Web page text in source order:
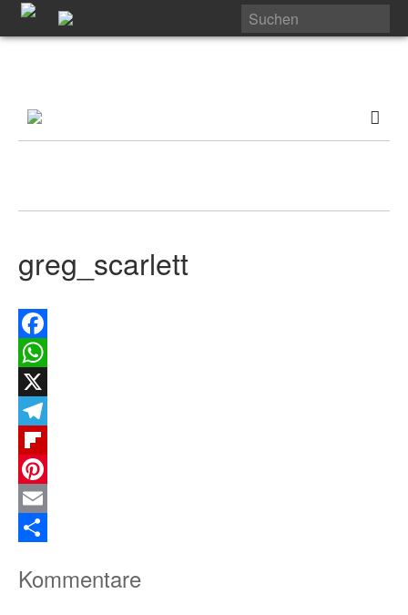
greg_scarlett
Facebook
WhatsApp
X
Telegram
Flipboard
Pinterest
Email
Kommentare